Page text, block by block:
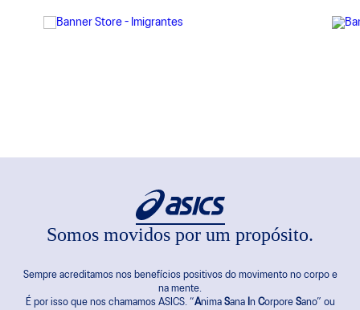
Somos movidos por um propósito.
Sempre acreditamos nos benefícios positivos do movimento no corpo e
na mente.
É por isso que nos chamamos ASICS. “Anima Sana n Corpore Sano” ou